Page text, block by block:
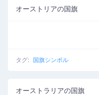
オーストリアの国旗
タグ: 国旗シンボル
オーストラリアの国旗